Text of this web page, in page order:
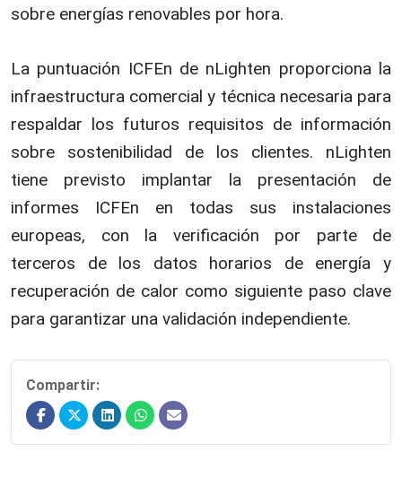
sobre energías renovables por hora.
La puntuación ICFEn de nLighten proporciona la
infraestructura comercial y técnica necesaria para
respaldar los futuros requisitos de información
sobre sostenibilidad de los clientes. nLighten
tiene previsto implantar la presentación de
informes ICFEn en todas sus instalaciones
europeas, con la verificación por parte de
terceros de los datos horarios de energía y
recuperación de calor como siguiente paso clave
para garantizar una validación independiente.
Compartir: